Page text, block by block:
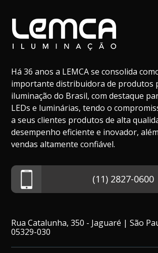
DADOS TÉCNICOS
Info
Há 36 anos a LEMCA se consolida
importante distribuidora de produtos
iluminação do Brasil, com destaque
LEDs e luminárias, tendo o
a seus clientes produtos de alta
desempenho eficiente e inovador,
vendas altamente confiável.
(11) 2827-0600
Rua Catalunha, 350 - Jaguaré | São
05329-030